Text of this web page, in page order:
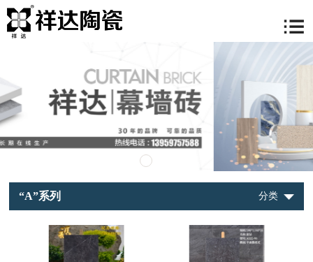
“A”系列 分类